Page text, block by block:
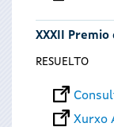
XXXII Premio
RESUELTO
Xurxo